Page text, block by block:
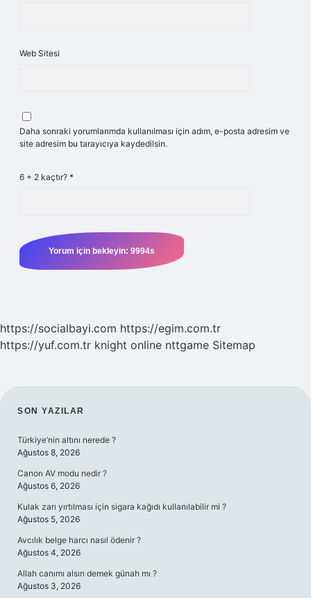
Web Sitesi
Daha sonraki yorumlarımda kullanılması için adım, e-posta adresim ve
site adresim bu tarayıcıya kaydedilsin.
6 + 2 kaçtır? *
https://socialbayi.com https://egim.com.tr
https://yuf.com.tr knight online nttgame Sitemap
SIDEBAR
SON YAZILAR
Türkiye’nin altını nerede ?
Ağustos 8, 2026
Canon AV modu nedir ?
Ağustos 6, 2026
Kulak zarı yırtılması için sigara kağıdı kullanılabilir mi ?
Ağustos 5, 2026
Avcılık belge harcı nasıl ödenir ?
Ağustos 4, 2026
Allah canımı alsın demek günah mı ?
Ağustos 3, 2026